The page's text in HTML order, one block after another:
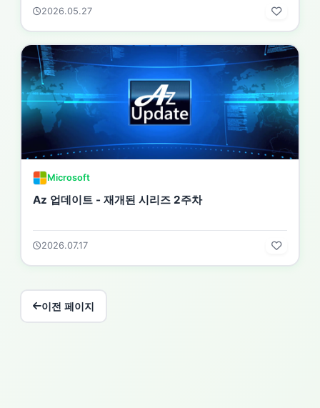
2026.05.27
Microsoft
Az 업데이트 - 재개된 시리즈 2주차
2026.07.17
이전 페이지